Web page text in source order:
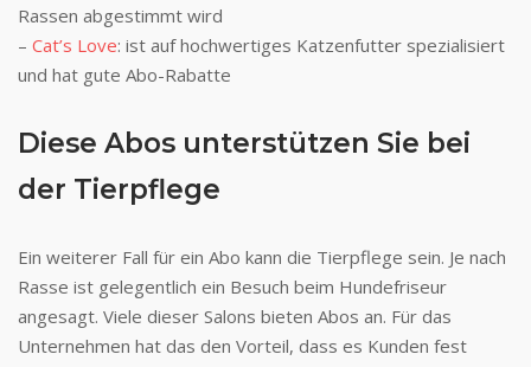
Rassen abgestimmt wird
– Cat’s Love: ist auf hochwertiges Katzenfutter spezialisiert
und hat gute Abo-Rabatte
Diese Abos unterstützen Sie bei
der Tierpflege
Ein weiterer Fall für ein Abo kann die Tierpflege sein. Je nach
Rasse ist gelegentlich ein Besuch beim Hundefriseur
angesagt. Viele dieser Salons bieten Abos an. Für das
Unternehmen hat das den Vorteil, dass es Kunden fest